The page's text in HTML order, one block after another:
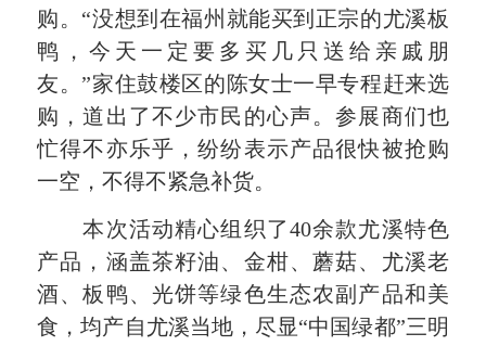
购。“没想到在福州就能买到正宗的尤溪板
鸭，今天一定要多买几只送给亲戚朋
友。”家住鼓楼区的陈女士一早专程赶来选
购，道出了不少市民的心声。参展商们也
忙得不亦乐乎，纷纷表示产品很快被抢购
一空，不得不紧急补货。
本次活动精心组织了40余款尤溪特色
产品，涵盖茶籽油、金柑、蘑菇、尤溪老
酒、板鸭、光饼等绿色生态农副产品和美
食，均产自尤溪当地，尽显“中国绿都”三明